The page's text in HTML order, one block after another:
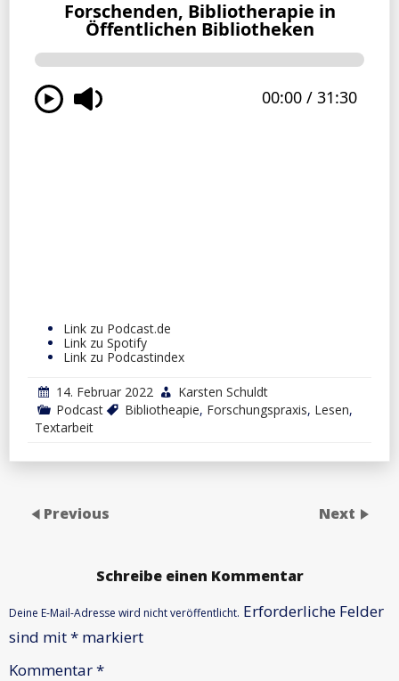
Link zu Podcast.de
Link zu Spotify
Link zu Podcastindex
14. Februar 2022
Karsten Schuldt
Podcast
Bibliotheapie, Forschungspraxis, Lesen,
Textarbeit
Previous Next
Schreibe einen Kommentar
Deine E-Mail-Adresse wird nicht veröffentlicht. Erforderliche Felder
sind mit* markiert
Kommentar*